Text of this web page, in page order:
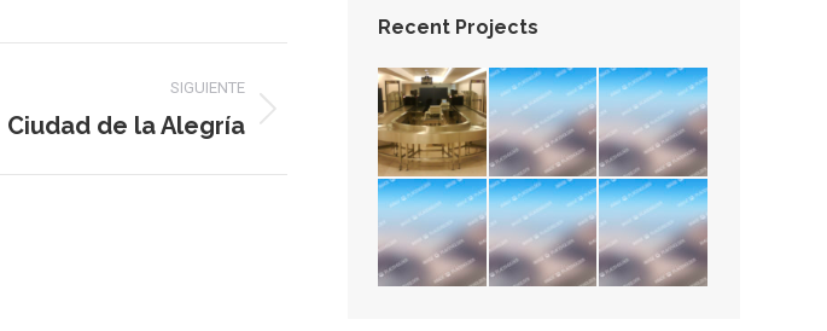
SIGUIENTE
Ciudad de la Alegría
Recent Projects